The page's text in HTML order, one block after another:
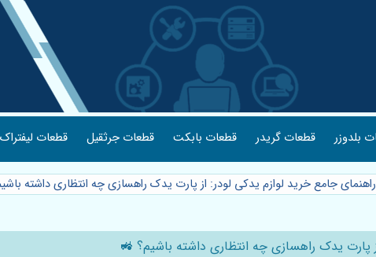
بلدوزر قطعات گریدر قطعات بابکت قطعات جرثقیل قطعات لیفتراک
جامع خرید لوازم یدکی لودر: از پارت یدک راهسازی چه انتظاری داشته
پارت یدک راهسازی چه انتظاری داشته باشیم؟ 🚜